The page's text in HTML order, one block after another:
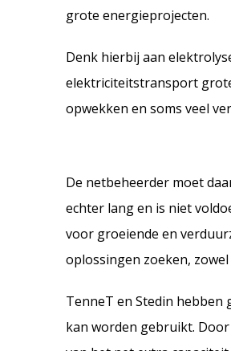
grote energieprojecten.
Denk hierbij aan
elektriciteitstransport
opwekken en soms veel
De netbeheerder moet
echter lang en is niet
voor groeiende en
oplossingen zoeken,
TenneT en Stedin hebben
kan worden gebruikt.